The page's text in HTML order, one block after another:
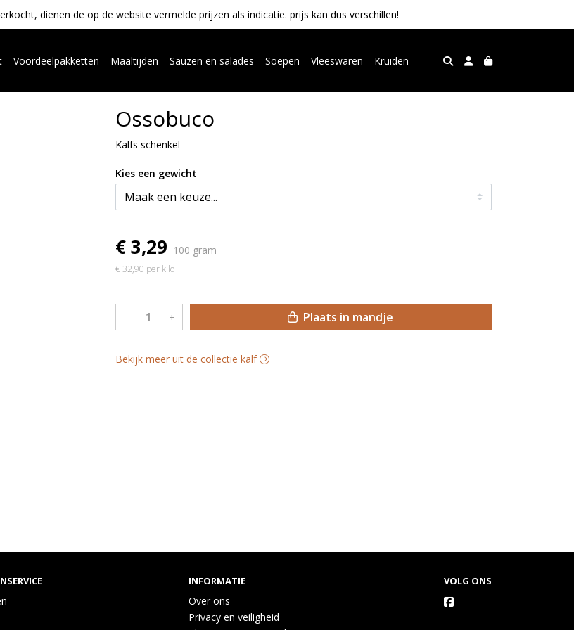
dienen de op de website vermelde prijzen als indicatie. prijs kan dus verschillen!
Voordeelpakketten Maaltijden Sauzen en salades Soepen Vleeswaren Kruiden
Ossobuco
Kalfs schenkel
Kies een gewicht
€ 3,29 100 gram
€ 32,90 per kilo
– + Plaats in mandje
Bekijk meer uit de collectie kalf
INFORMATIE
Over ons
Privacy en veiligheid
VOLG ONS